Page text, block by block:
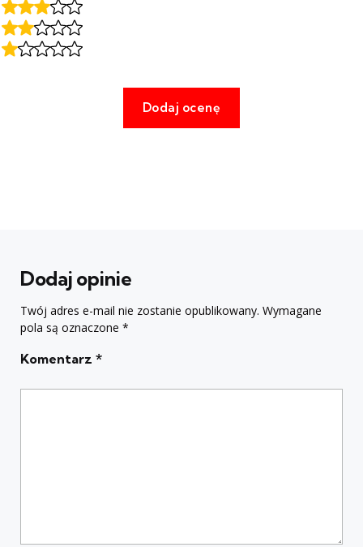
Dodaj opinie
Twój adres e-mail nie zostanie opublikowany. Wymagane
pola są oznaczone *
Komentarz *